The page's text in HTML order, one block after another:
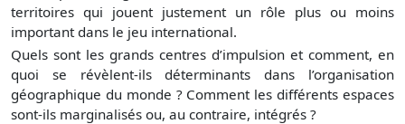
territoires qui jouent justement un rôle plus ou moins
important dans le jeu international.
Quels sont les grands centres d’impulsion et comment, en
quoi se révèlent-ils déterminants dans l’organisation
géographique du monde ? Comment les différents espaces
sont-ils marginalisés ou, au contraire, intégrés ?